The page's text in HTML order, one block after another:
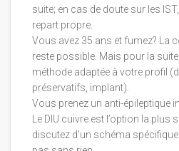
suite; en cas de doute sur les
repart propre.
Vous avez 35 ans et fumez? La
reste possible. Mais pour la
méthode adaptée à votre profil
préservatifs, implant).
Vous prenez un anti-épileptique
Le DIU cuivre est l’option la plus
discutez d’un schéma